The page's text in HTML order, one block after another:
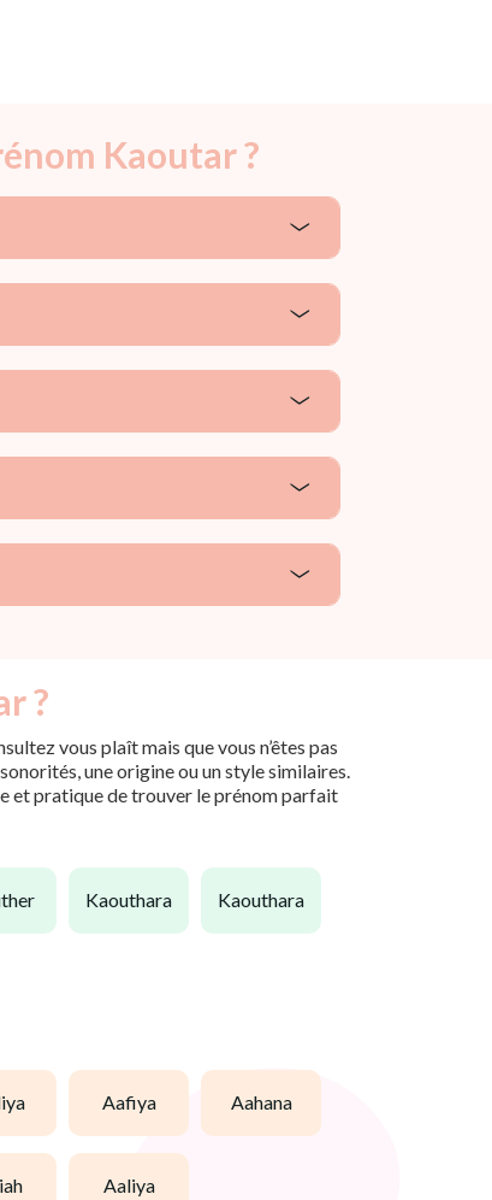
Kaoutar ?
?
vous plaît mais que vous n’êtes pas
une origine ou un style similaires.
et pratique de trouver le prénom parfait
kaouthara kaouthara
aafiya aahana
aaliya